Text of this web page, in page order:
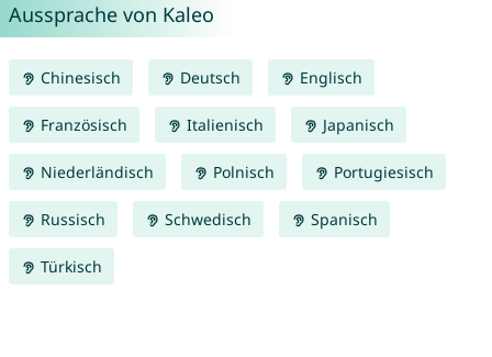
Aussprache von Kaleo
Chinesisch Deutsch Englisch
Französisch Italienisch Japanisch
Niederländisch Polnisch Portugiesisch
Russisch Schwedisch Spanisch
Türkisch